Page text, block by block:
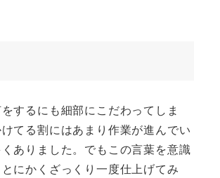
するにも細部にこだわってしま
てる割にはあまり作業が進んでい
ありました。でもこの言葉を意識
にかくざっくり一度仕上げてみ